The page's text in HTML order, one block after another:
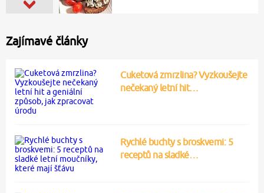
Zajímavé články
Cuketová zmrzlina? Vyzkoušejte
nečekaný letní hit…
Rychlé buchty s broskvemi: 5
receptů na sladké…